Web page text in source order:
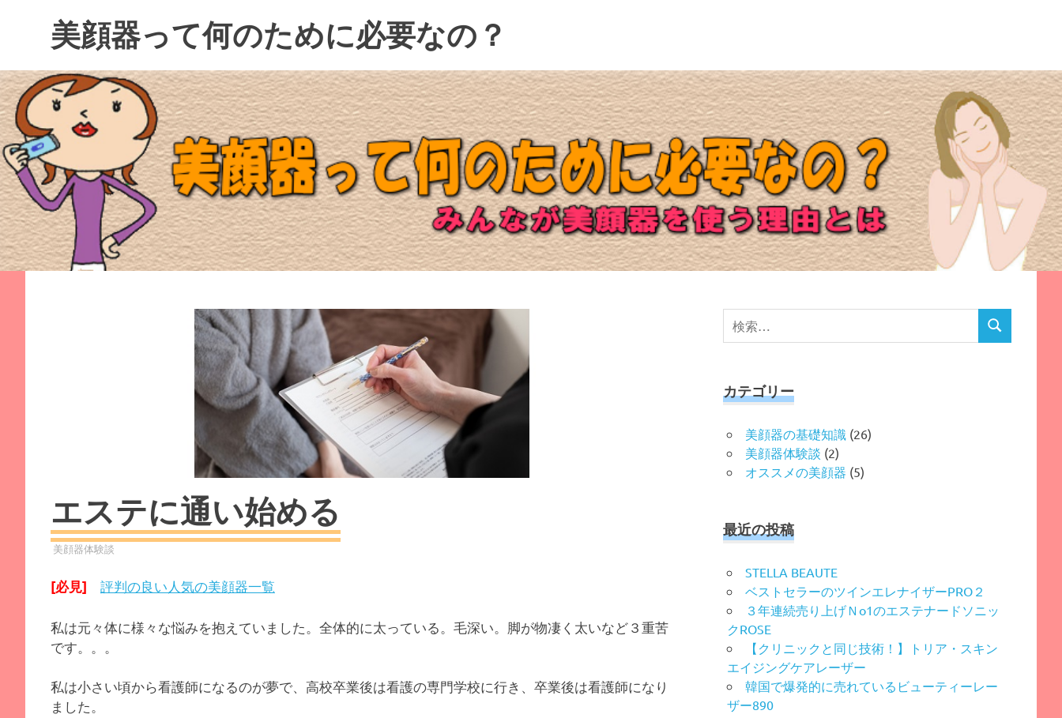
ツ
へ
ス
キ
ッ
プ
美顔器って何のために必要なの？
エステに通い始める
日
美顔器
美顔器体験談
[必見] 評判の良い人気の美顔器一覧
私は元々体に様々な悩みを抱えていました。全体的に太っている。毛深い。脚が物凄く太いなど３重苦
です。。。
私は小さい頃から看護師になるのが夢で、高校卒業後は看護の専門学校に行き、卒業後は看護師になり
ました。
検
索
検
カテゴリー
美顔器の基礎知識 (26)
美顔器体験談 (2)
オススメの美顔器 (5)
最近の投稿
STELLA BEAUTE
ベストセラーのツインエレナイザーPRO２
３年連続売り上げＮo1のエステナードソニッ
クROSE
【クリニックと同じ技術！】トリア・スキン
エイジングケアレーザー
韓国で爆発的に売れているビューティーレー
ザー890